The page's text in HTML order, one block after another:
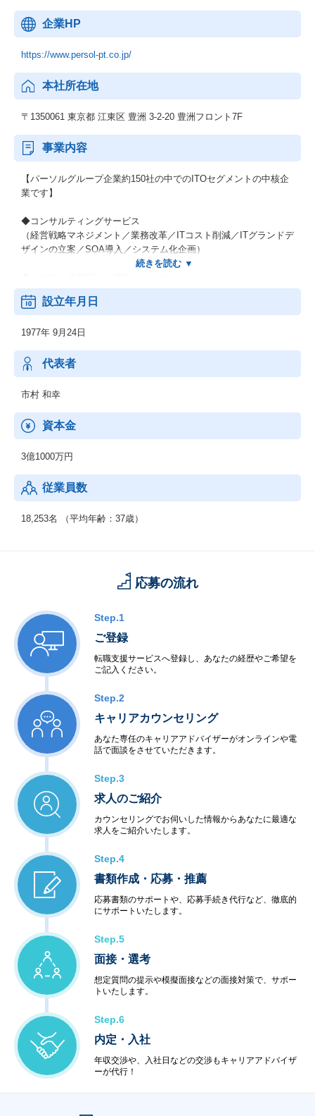
企業HP
https://www.persol-pt.co.jp/
本社所在地
〒1350061 東京都 江東区 豊洲 3-2-20 豊洲フロント7F
事業内容
【パーソルグループ企業約150社の中でのITOセグメントの中核企
業です】
◆コンサルティングサービス
（経営戦略マネジメント／業務改革／ITコスト削減／ITグランドデ
ザインの立案／SOA導入／システム化企画）
（ビジネスプロセスの改善／コストダウン）
（セールス・マーケティングBPOサービス）
※元BPOソリューションズが合併
設立年月日
1977年 9月24日
代表者
市村 和幸
資本金
3億1000万円
従業員数
18,253名 （平均年齢：37歳）
応募の流れ
Step.1
ご登録
転職支援サービスへ登録し、あなたの経歴やご希望を
ご記入ください。
Step.2
キャリアカウンセリング
あなた専任のキャリアアドバイザーがオンラインや電
話で面談をさせていただきます。
Step.3
求人のご紹介
カウンセリングでお伺いした情報からあなたに最適な
求人をご紹介いたします。
Step.4
書類作成・応募・推薦
応募書類のサポートや、応募手続き代行など、徹底的
にサポートいたします。
Step.5
面接・選考
想定質問の提示や模擬面接などの面接対策で、サポー
トいたします。
Step.6
内定・入社
年収交渉や、入社日などの交渉もキャリアアドバイザ
ーが代行！